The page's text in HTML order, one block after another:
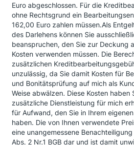
Euro abgeschlossen. Für die
ohne Rechtsgrund ein
162,00 Euro zahlen müssen.Als
des Darlehens können Sie
beanspruchen, den Sie zur Deckung
Kosten verwenden müssen. Die
zusätzlichen
unzulässig, da Sie damit Kosten für
und Bonitätsprüfung auf mich als
Weise abwälzen. Diese Kosten haben
zusätzliche Dienstleistung für mich
für Aufwand, den Sie in Ihrem
haben. Die von Ihnen verwendete
eine unangemessene
Abs. 2 Nr.1 BGB dar und ist damit